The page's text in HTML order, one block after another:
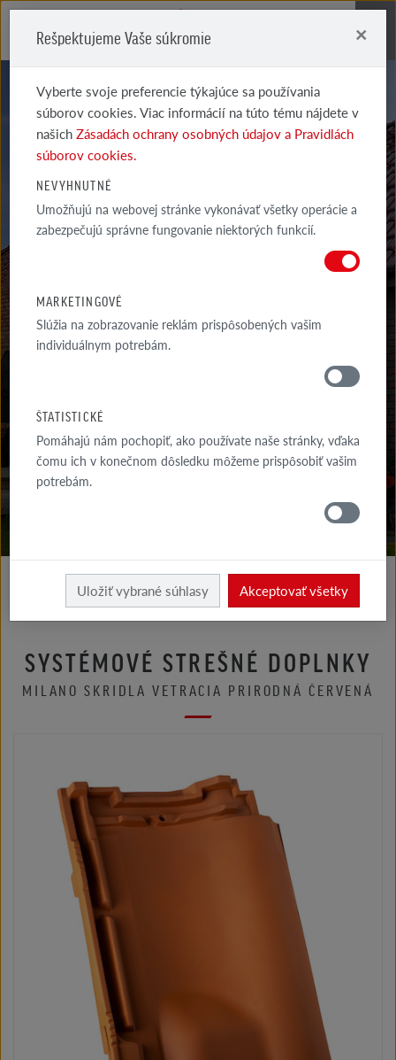
STREŠNÉ DOPLNKY
KDE
NAKÚPIŤ
SYSTÉMOVÉ STREŠNÉ DOPLNKY
MILANO SKRIDLA VETRACIA PRIRODNÁ ČERVENÁ
Rešpektujeme Vaše súkromie ×
Vyberte svoje preferencie týkajúce sa používania
súborov cookies. Viac informácií na túto tému nájdete v
našichZásadách ochrany osobných údajov a Pravidlách
súborov cookies.
NEVYHNUTNÉ
Umožňujú na webovej stránke vykonávať všetky operácie a
zabezpečujú správne fungovanie niektorých funkcií.
MARKETINGOVÉ
Slúžia na zobrazovanie reklám prispôsobených vašim
individuálnym potrebám.
ŠTATISTICKÉ
Pomáhajú nám pochopiť, ako používate naše stránky, vďaka
čomu ich v konečnom dôsledku môžeme prispôsobiť vašim
potrebám.
Uložiť vybrané súhlasy Akceptovať všetky